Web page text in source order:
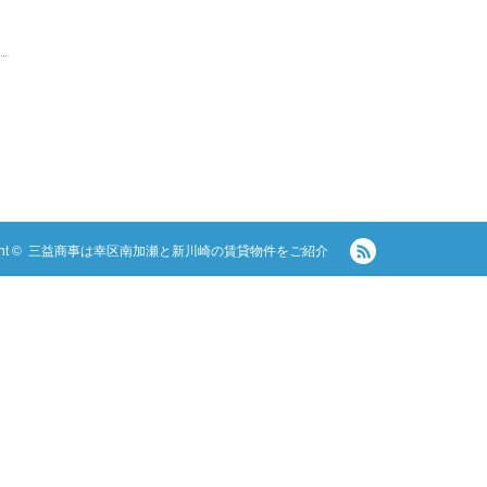
© 三益商事は幸区南加瀬と新川崎の賃貸物件をご紹介